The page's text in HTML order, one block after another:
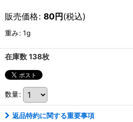
販売価格: 80円(税込)
重み: 1g
在庫数 138枚
数量:
返品特約に関する重要事項